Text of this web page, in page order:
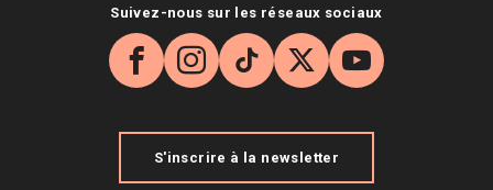
Suivez-nous sur les réseaux sociaux
Facebook
Instagram
TikTok
X YouTube
S'inscrire à la newsletter